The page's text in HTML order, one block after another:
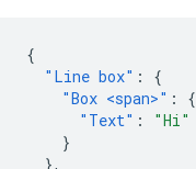
{
"Line box" :
{
"Box <span>" :
{
"Text" :
"Hi"
}
},